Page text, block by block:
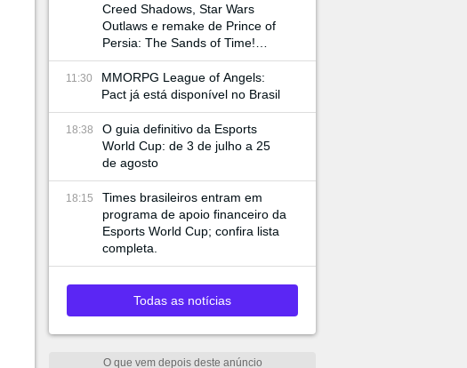
Creed Shadows, Star Wars
Outlaws e remake de Prince of
Persia: The Sands of Time!
Confira tudo o que rolou na
conferência
11:30
MMORPG League of Angels:
Pact já está disponível no Brasil
18:38
O guia definitivo da Esports
World Cup: de 3 de julho a 25
de agosto
18:15
Times brasileiros entram em
programa de apoio financeiro da
Esports World Cup; confira lista
completa.
Todas as notícias